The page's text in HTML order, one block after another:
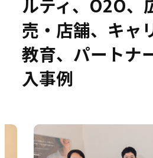
お役立ち情報
ルティ、O2O、
売・店舗、キャ
教育、パートナ
入事例